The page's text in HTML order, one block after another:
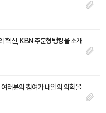
혁신, KBN 주문형뱅킹을 소개
러분의 참여가 내일의 의학을